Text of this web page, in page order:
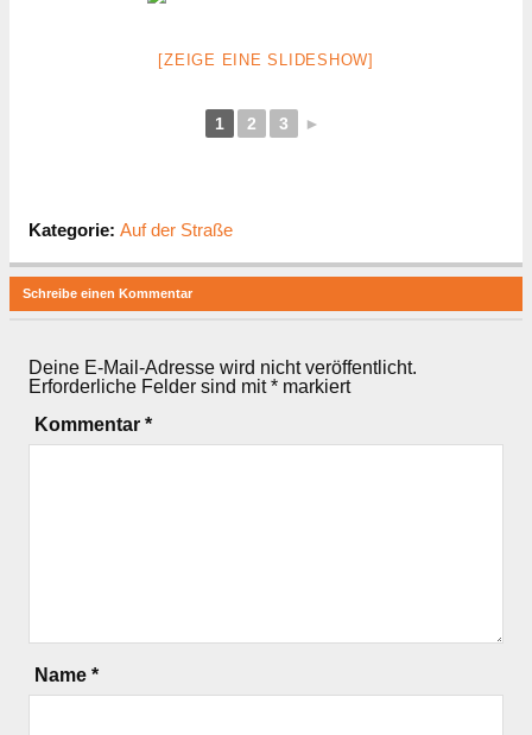
[ZEIGE EINE SLIDESHOW]
1 2 3 ►
Kategorie: Auf der Straße
Schreibe einen Kommentar
Deine E-Mail-Adresse wird nicht veröffentlicht.
Erforderliche Felder sind mit* markiert
Kommentar *
Name *